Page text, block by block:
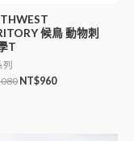
候鳥 動物刺
T
NT$960